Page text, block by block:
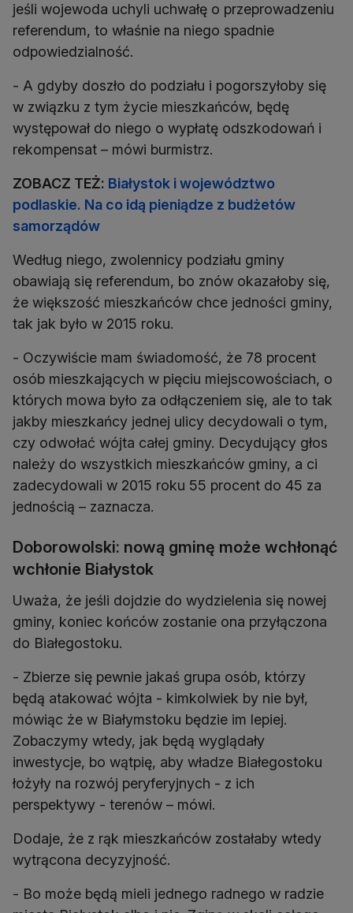
jeśli wojewoda uchyli uchwałę o przeprowadzeniu
referendum, to właśnie na niego spadnie
odpowiedzialność.
- A gdyby doszło do podziału i pogorszyłoby się
w związku z tym życie mieszkańców, będę
występował do niego o wypłatę odszkodowań i
rekompensat – mówi burmistrz.
ZOBACZ TEŻ: Białystok i województwo
podlaskie. Na co idą pieniądze z budżetów
samorządów
Według niego, zwolennicy podziału gminy
obawiają się referendum, bo znów okazałoby się,
że większość mieszkańców chce jedności gminy,
tak jak było w 2015 roku.
- Oczywiście mam świadomość, że 78 procent
osób mieszkających w pięciu miejscowościach, o
których mowa było za odłączeniem się, ale to tak
jakby mieszkańcy jednej ulicy decydowali o tym,
czy odwołać wójta całej gminy. Decydujący głos
należy do wszystkich mieszkańców gminy, a ci
zadecydowali w 2015 roku 55 procent do 45 za
jednością – zaznacza.
Doborowolski: nową gminę może wchłonąć
wchłonie Białystok
Uważa, że jeśli dojdzie do wydzielenia się nowej
gminy, koniec końców zostanie ona przyłączona
- Zbierze się pewnie jakaś grupa osób, którzy
będą atakować wójta - kimkolwiek by nie był,
mówiąc że w Białymstoku będzie im lepiej.
Zobaczymy wtedy, jak będą wyglądały
inwestycje, bo wątpię, aby władze Białegostoku
łożyły na rozwój peryferyjnych - z ich
perspektywy - terenów – mówi.
Dodaje, że z rąk mieszkańców zostałaby wtedy
- Bo może będą mieli jednego radnego w radzie